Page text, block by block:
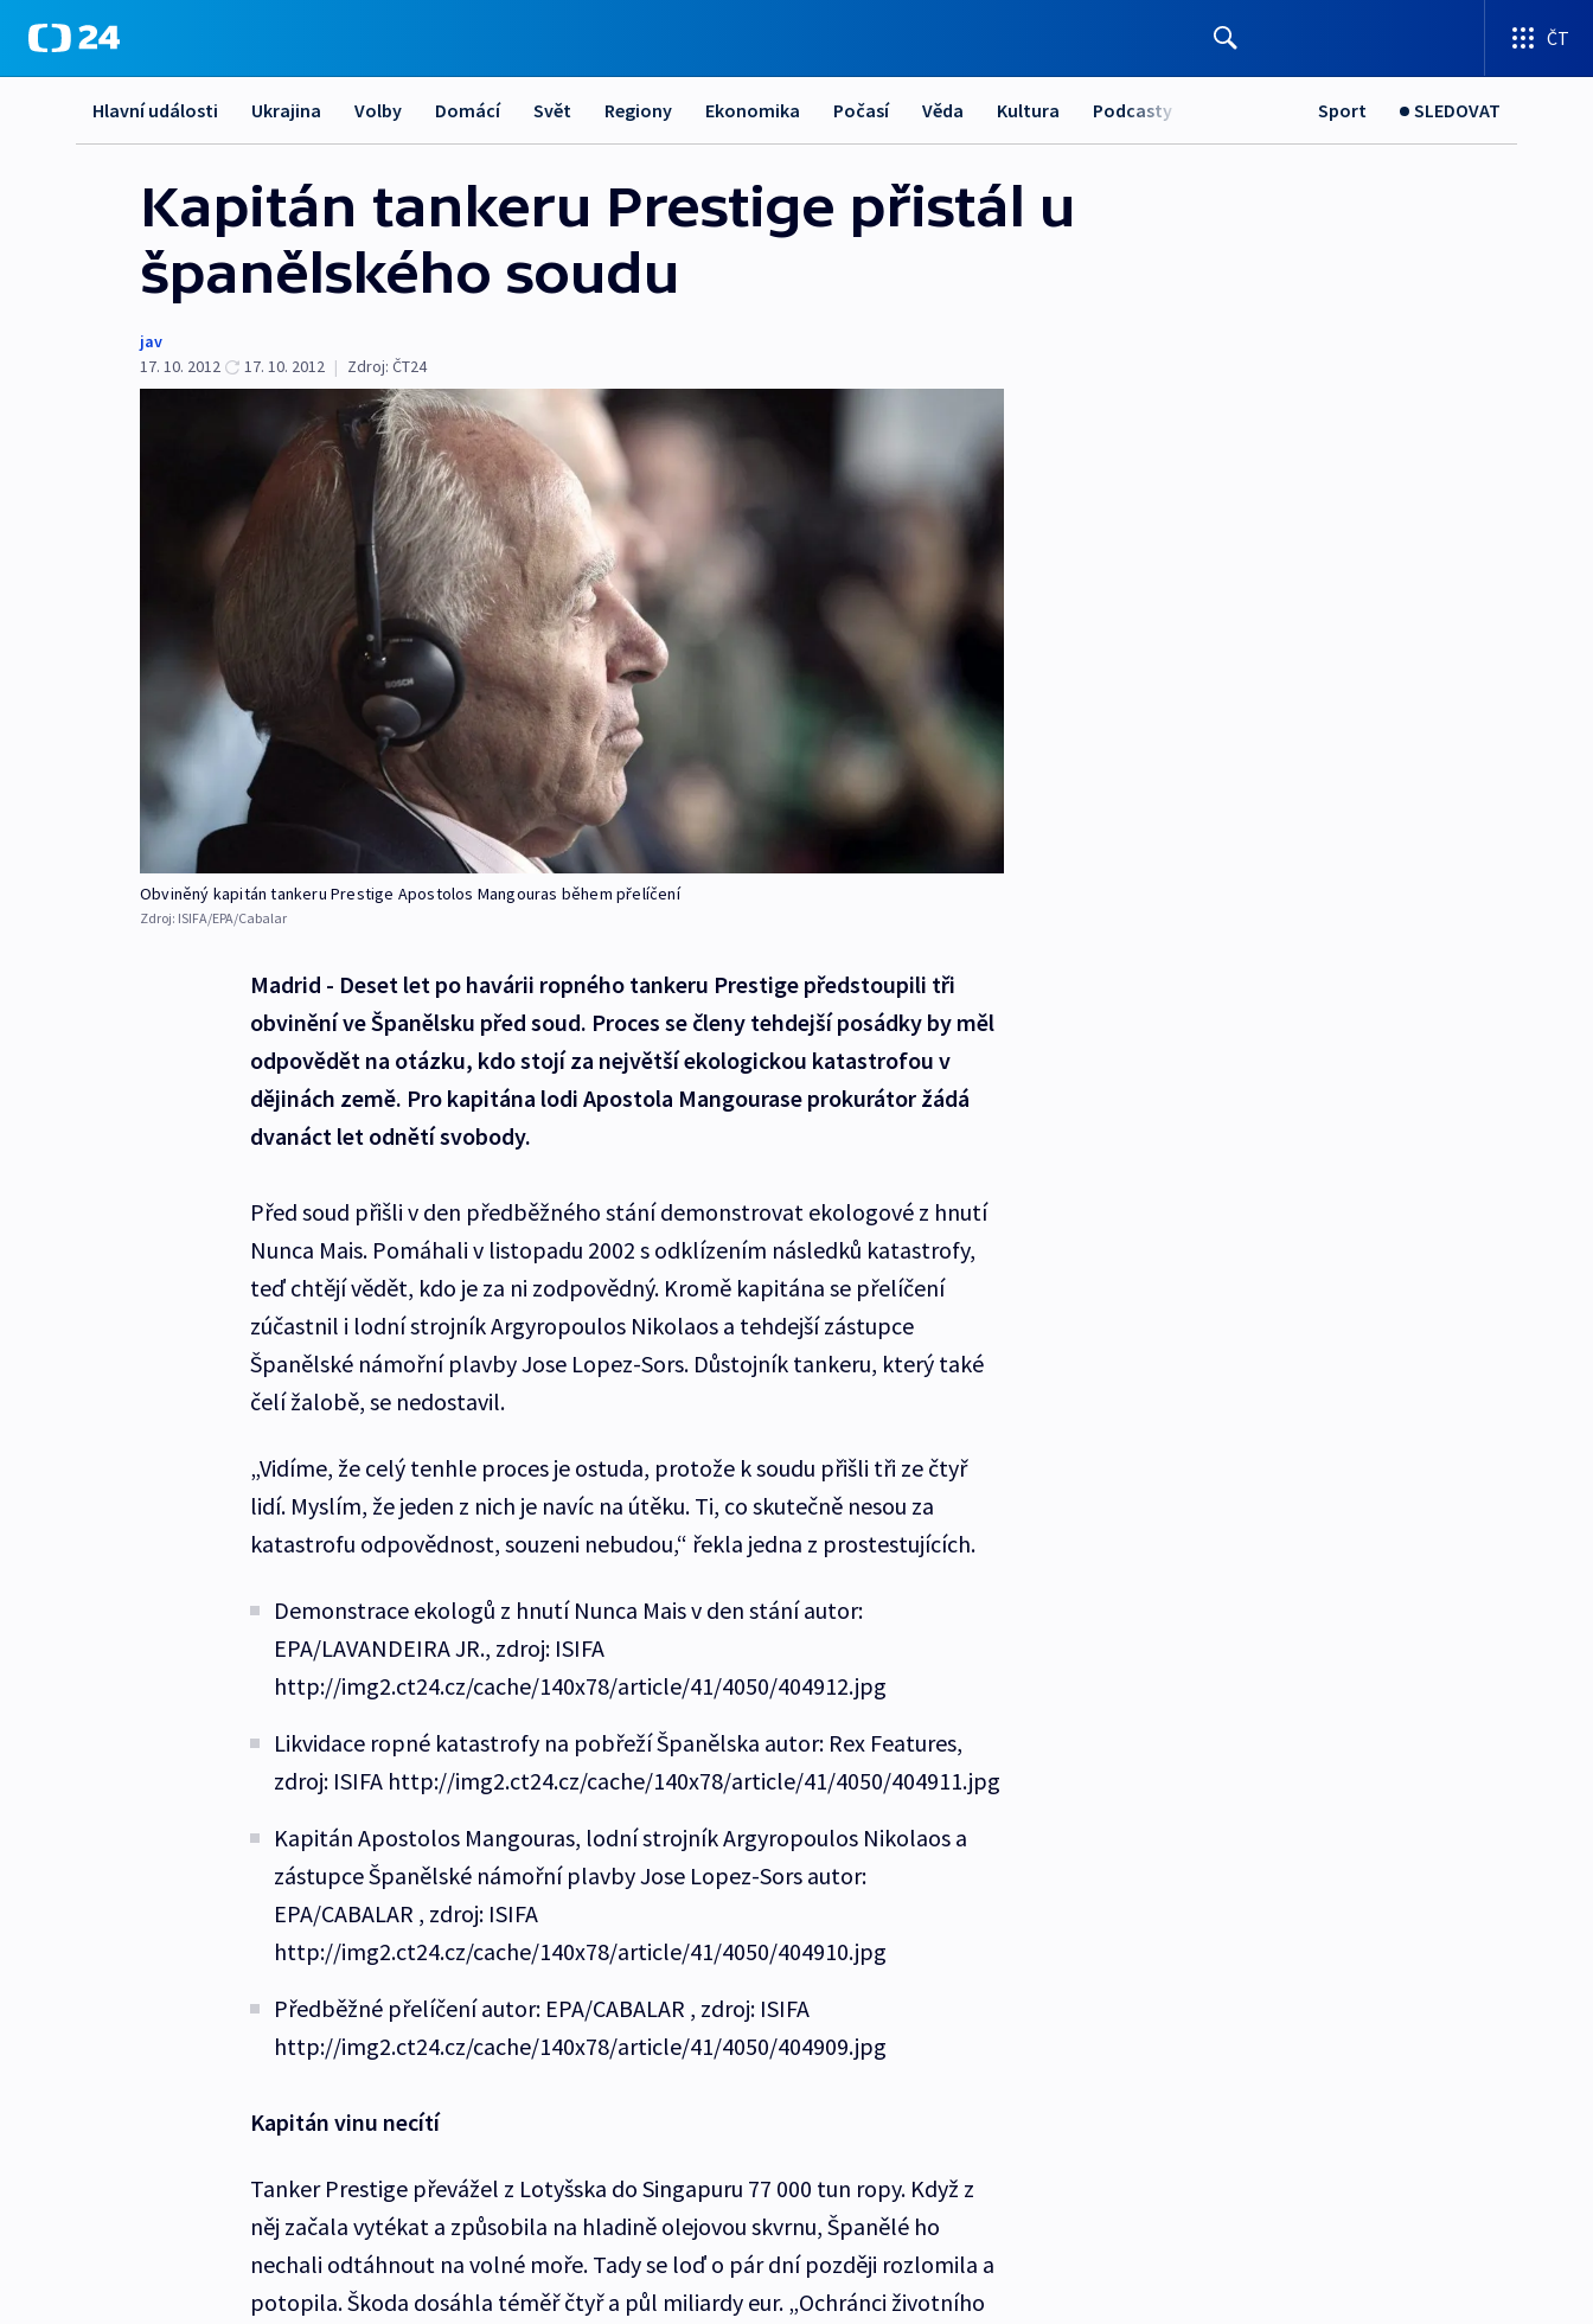
ČT
Hlavní události Ukrajina Volby Domácí Svět Regiony Ekonomika Počasí Věda Kultura Podcasty Sport SLEDOVAT
Kapitán tankeru Prestige přistál u
španělského soudu
jav
17. 10. 2012
17. 10. 2012 | Zdroj: ČT24
Obviněný kapitán tankeru Prestige Apostolos Mangouras během přelíčení
Zdroj: ISIFA/EPA/Cabalar
Madrid - Deset let po havárii ropného tankeru Prestige předstoupili tři
obvinění ve Španělsku před soud. Proces se členy tehdejší posádky by měl
odpovědět na otázku, kdo stojí za největší ekologickou katastrofou v
dějinách země. Pro kapitána lodi Apostola Mangourase prokurátor žádá
dvanáct let odnětí svobody.
Před soud přišli v den předběžného stání demonstrovat ekologové z hnutí
Nunca Mais. Pomáhali v listopadu 2002 s odklízením následků katastrofy,
teď chtějí vědět, kdo je za ni zodpovědný. Kromě kapitána se přelíčení
zúčastnil i lodní strojník Argyropoulos Nikolaos a tehdejší zástupce
Španělské námořní plavby Jose Lopez-Sors. Důstojník tankeru, který také
čelí žalobě, se nedostavil.
„Vidíme, že celý tenhle proces je ostuda, protože k soudu přišli tři ze čtyř
lidí. Myslím, že jeden z nich je navíc na útěku. Ti, co skutečně nesou za
katastrofu odpovědnost, souzeni nebudou,“ řekla jedna z prostestujících.
Demonstrace ekologů z hnutí Nunca Mais v den stání autor:
EPA/LAVANDEIRA JR., zdroj: ISIFA
http://img2.ct24.cz/cache/140x78/article/41/4050/404912.jpg
Likvidace ropné katastrofy na pobřeží Španělska autor: Rex Features,
zdroj: ISIFA http://img2.ct24.cz/cache/140x78/article/41/4050/404911.jpg
Kapitán Apostolos Mangouras, lodní strojník Argyropoulos Nikolaos a
zástupce Španělské námořní plavby Jose Lopez-Sors autor:
EPA/CABALAR , zdroj: ISIFA
http://img2.ct24.cz/cache/140x78/article/41/4050/404910.jpg
Předběžné přelíčení autor: EPA/CABALAR , zdroj: ISIFA
http://img2.ct24.cz/cache/140x78/article/41/4050/404909.jpg
Kapitán vinu necítí
Tanker Prestige převážel z Lotyšska do Singapuru 77 000 tun ropy. Když z
něj začala vytékat a způsobila na hladině olejovou skvrnu, Španělé ho
nechali odtáhnout na volné moře. Tady se loď o pár dní později rozlomila a
potopila. Škoda dosáhla téměř čtyř a půl miliardy eur. „Ochránci životního